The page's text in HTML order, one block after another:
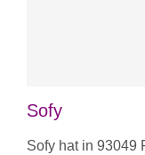
Sofy
Sofy hat in 93049